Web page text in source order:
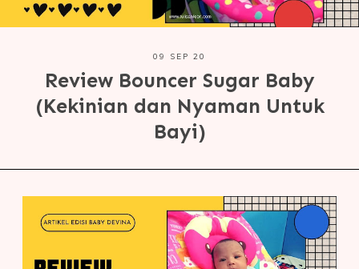
09 SEP 20
Review Bouncer Sugar Baby
(Kekinian dan Nyaman Untuk
Bayi)